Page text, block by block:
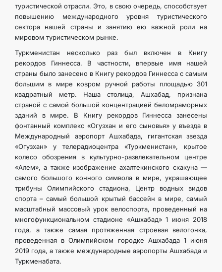
МИД
ЗАПИСЬ НА ПРИЕМ
КОНТАКТНЫЕ ДАННЫЕ
ДОКУМЕНТЫ
ПРАЗДНИЧНЫЕ И ПАМЯТНЫЕ ДНИ
туристической отрасли. Это, в свою очередь, способствует
повышению международного уровня туристического
сектора нашей страны и занятию ею важной роли на
мировом туристическом рынке.
Туркменистан несколько раз был включен в Книгу
рекордов Гиннесса. В частности, впервые имя нашей
страны было занесено в Книгу рекордов Гиннесса с самым
большим в мире ковром ручной работы площадью 301
квадратный метр. Наша столица, Ашхабад, признана
страной с самой большой концентрацией беломраморных
зданий в мире. В Книгу рекордов Гиннесса занесены
фонтанный комплекс «Огузхан и его сыновья» у въезда в
Международный аэропорт Ашхабада, гигантская звезда
«Огузхан» у телерадиоцентра «Туркменистан», крытое
колесо обозрения в культурно-развлекательном центре
«Алем», а также изображение ахалтекинского скакуна —
самого большого конного символа в мире, украшающее
трибуны Олимпийского стадиона, Центр водных видов
спорта – самый большой крытый бассейн в мире, самый
масштабный массовый урок велоспорта, проведенный на
многофункциональном стадионе «Ашхабад» 1 июня 2018
года, а также самая протяженная строевая велогонка,
проведенная в Олимпийском городке Ашхабада 1 июня
2019 года, а также международные аэропорты Ашхабада и
Туркменабата.